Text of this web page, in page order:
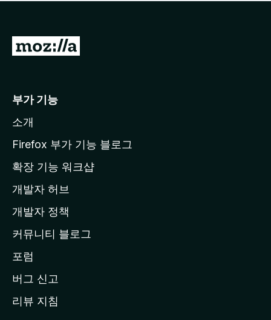
점
습
니
M
l
a
페
이
지
이
동
부가 기능
소개
Firefox 부가 기능 블로그
확장 기능 워크샵
개발자 허브
개발자 정책
커뮤니티 블로그
포럼
버그 신고
리뷰 지침